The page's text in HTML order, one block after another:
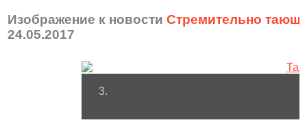
Изображение к новостиСтремительно
24.05.2017
3.